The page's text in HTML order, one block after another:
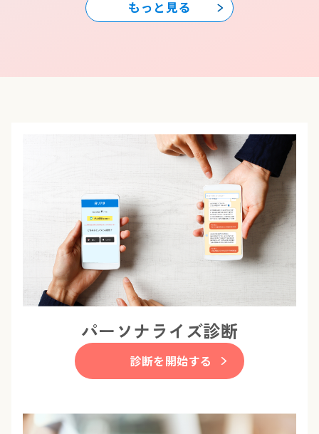
もっと見る
パーソナライズ診断
診断を開始する